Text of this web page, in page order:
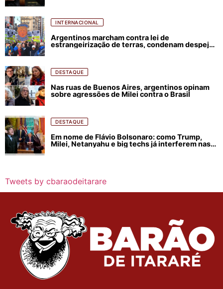
INTERNACIONAL
Argentinos marcham contra lei de
estrangeirização de terras, condenam despejos
DESTAQUE
Nas ruas de Buenos Aires, argentinos opinam
sobre agressões de Milei contra o Brasil
DESTAQUE
Em nome de Flávio Bolsonaro: como Trump,
Milei, Netanyahu e big techs já interferem nas
Tweets by cbaraodeitarare